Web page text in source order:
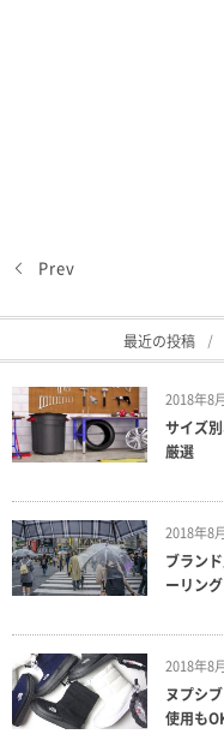
Prev
最近の投稿
2018年8
サイズ
厳選
2018年8
ブラン
ーリン
2018年8
ヌプシ
使用も